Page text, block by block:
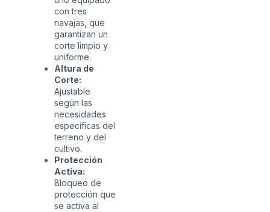
con tres
navajas, que
garantizan un
corte limpio y
uniforme.
Altura de
Corte:
Ajustable
según las
necesidades
específicas del
terreno y del
cultivo.
Protección
Activa:
Bloqueo de
protección que
se activa al